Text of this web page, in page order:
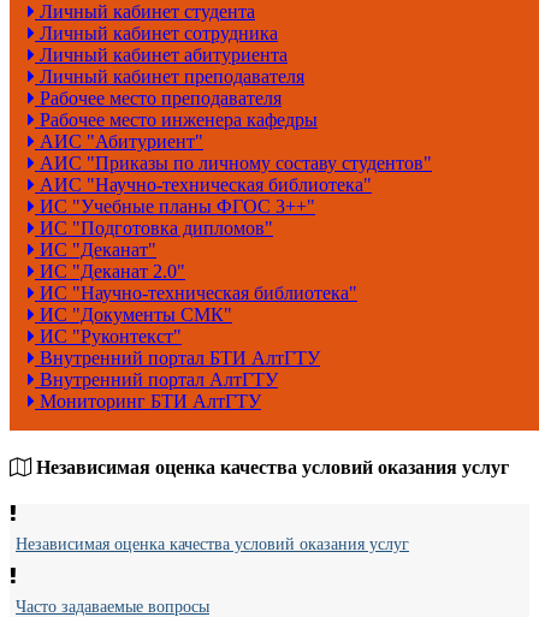
Личный кабинет студента
Личный кабинет сотрудника
Личный кабинет абитуриента
Личный кабинет преподавателя
Рабочее место преподавателя
Рабочее место инженера кафедры
АИС "Абитуриент"
АИС "Приказы по личному составу студентов"
АИС "Научно-техническая библиотека"
ИС "Учебные планы ФГОС 3++"
ИС "Подготовка дипломов"
ИС "Деканат"
ИС "Деканат 2.0"
ИС "Научно-техническая библиотека"
ИС "Документы СМК"
ИС "Руконтекст"
Внутренний портал БТИ АлтГТУ
Внутренний портал АлтГТУ
Мониторинг БТИ АлтГТУ
Независимая оценка качества условий оказания услуг
Независимая оценка качества условий оказания услуг
Часто задаваемые вопросы